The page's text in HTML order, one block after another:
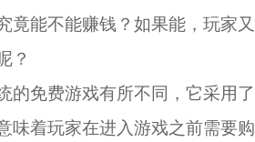
竟能不能赚钱？如果能，玩家又
？
的免费游戏有所不同，它采用了
味着玩家在进入游戏之前需要购